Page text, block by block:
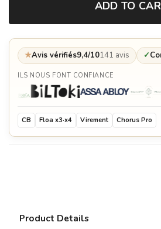
ADD TO
★Avis vérifiés9,4/10141 avis ✓
ILS NOUS FONT CONFIANCE
CB Floa x3·x4 Virement Chorus Pro
Product Details